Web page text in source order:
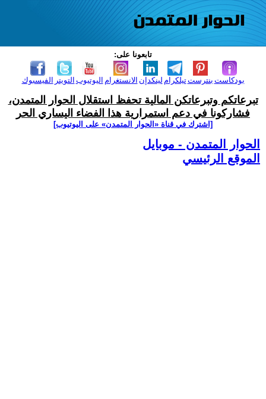
تابعونا على:
الفيسبوك التويتر اليوتيوب الانستغرام لينكدإن تيلكرامبنترست بودكاست
تبرعاتكم وتبرعاتكن المالية تحفظ استقلال الحوار المتمدن،
فشاركونا في دعم استمرارية هذا الفضاء اليساري الحر
[اشترك في قناة ‫«الحوار المتمدن» على اليوتيوب]
الحوار المتمدن - موبايل
الموقع الرئيسي